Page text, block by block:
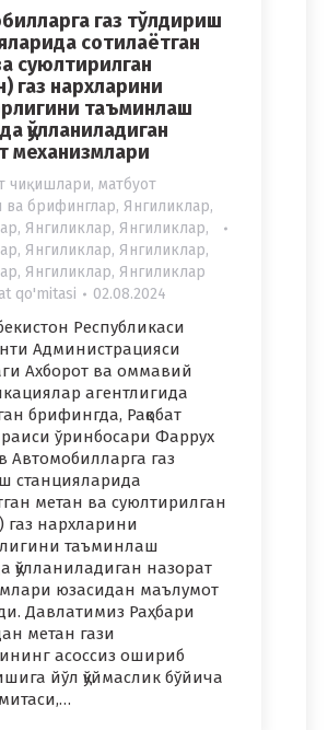
газ тўлдириш
сотилаётган
суюлтирилган
газ нархларини
таъминлаш
қўлланиладиган
механизмлари
чиқишлари, матбуот
ва брифинглар, Янгиликлар,
, Янгиликлар, Янгиликлар,
, Янгиликлар, Янгиликлар,
, Янгиликлар, Янгиликлар
qo'mitasi 02.08.2024
Республикаси
Администрацияси
Ахборот ва оммавий
агентлигида
брифингда, Рақобат
раиси ўринбосари Фаррух
Автомобилларга газ
станцияларида
метан ва суюлтирилган
газ нархларини
таъминлаш
қўлланиладиган назорат
юзасидан маълумот
Давлатимиз Раҳбари
метан гази
асоссиз ошириб
йўл қўймаслик бўйича